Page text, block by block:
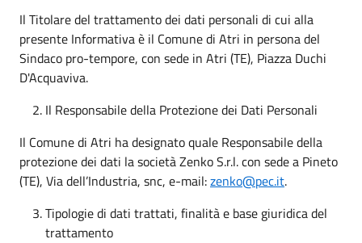
Il Titolare del trattamento dei dati personali di cui alla
presente Informativa è il Comune di Atri in persona del
Sindaco pro-tempore, con sede in Atri (TE), Piazza Duchi
D'Acquaviva.
Il Responsabile della Protezione dei Dati Personali
Il Comune di Atri ha designato quale Responsabile della
protezione dei dati la società Zenko S.r.l. con sede a Pineto
(TE), Via dell’Industria, snc, e-mail:zenko@pec.it.
Tipologie di dati trattati, finalità e base giuridica del
trattamento